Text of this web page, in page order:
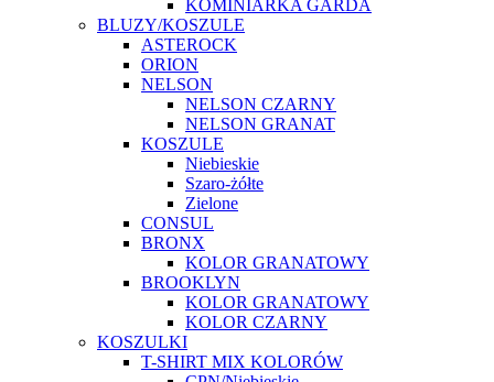
KOMINIARKA GARDA
BLUZY/KOSZULE
ASTEROCK
ORION
NELSON
NELSON CZARNY
NELSON GRANAT
KOSZULE
Niebieskie
Szaro-żółte
Zielone
CONSUL
BRONX
KOLOR GRANATOWY
BROOKLYN
KOLOR GRANATOWY
KOLOR CZARNY
KOSZULKI
T-SHIRT MIX KOLORÓW